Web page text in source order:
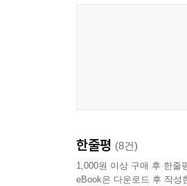
한줄평 (8건)
1,000원 이상 구매 후 한줄
eBook은 다운로드 후 작성